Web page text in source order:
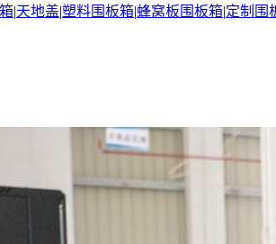
|天地盖|塑料围板箱|蜂窝板围板箱|定制围